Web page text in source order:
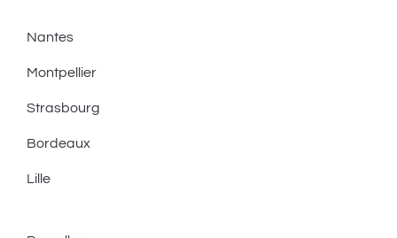
Nantes
Montpellier
Strasbourg
Bordeaux
Lille